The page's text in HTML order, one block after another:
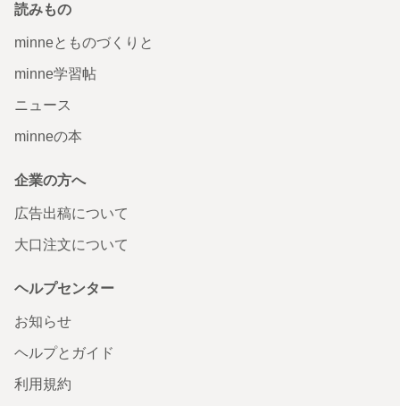
読みもの
minneとものづくりと
minne学習帖
ニュース
minneの本
企業の方へ
広告出稿について
大口注文について
ヘルプセンター
お知らせ
ヘルプとガイド
利用規約